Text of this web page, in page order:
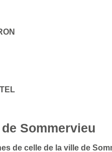
Sommervieu
de celle de la ville de